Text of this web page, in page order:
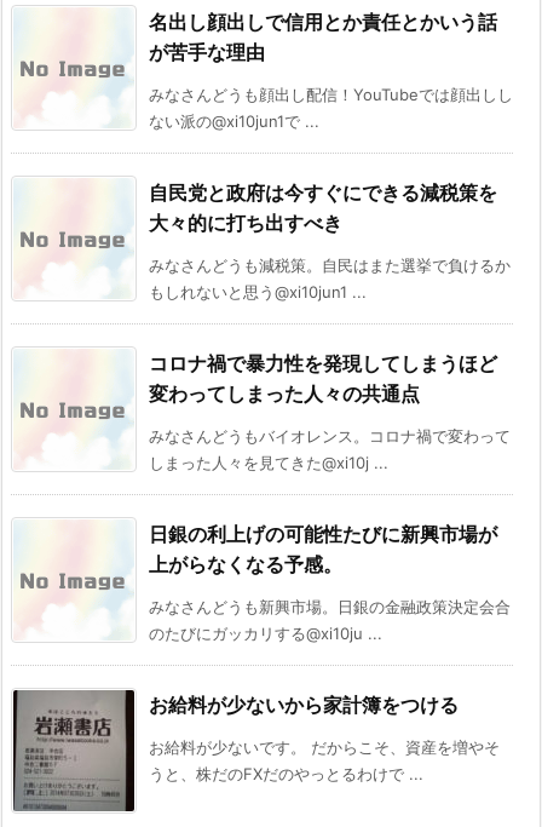
名出し顔出しで信用とか責任とかいう話
が苦手な理由
みなさんどうも顔出し配信！YouTubeでは顔出しし
ない派の@xi10jun1で ...
自民党と政府は今すぐにできる減税策を
大々的に打ち出すべき
みなさんどうも減税策。自民はまた選挙で負けるか
もしれないと思う@xi10jun1 ...
コロナ禍で暴力性を発現してしまうほど
変わってしまった人々の共通点
みなさんどうもバイオレンス。コロナ禍で変わって
しまった人々を見てきた@xi10j ...
日銀の利上げの可能性たびに新興市場が
上がらなくなる予感。
みなさんどうも新興市場。日銀の金融政策決定会合
のたびにガッカリする@xi10ju ...
お給料が少ないから家計簿をつける
お給料が少ないです。 だからこそ、資産を増やそ
うと、株だのFXだのやっとるわけで ...